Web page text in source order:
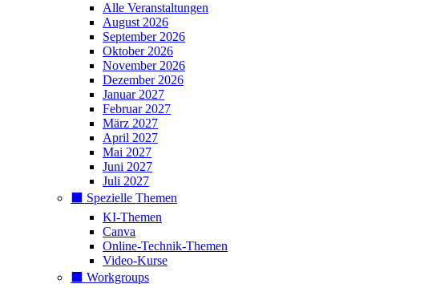
Alle Veranstaltungen
August 2026
September 2026
Oktober 2026
November 2026
Dezember 2026
Januar 2027
Februar 2027
März 2027
April 2027
Mai 2027
Juni 2027
Juli 2027
⬛️ Spezielle Themen
KI-Themen
Canva
Online-Technik-Themen
Video-Kurse
⬛️ Workgroups